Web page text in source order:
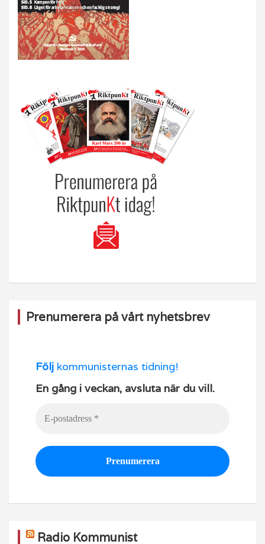
Prenumerera på vårt nyhetsbrev
Följ kommunisternas tidning!
En gång i veckan, avsluta när du vill.
Radio Kommunist